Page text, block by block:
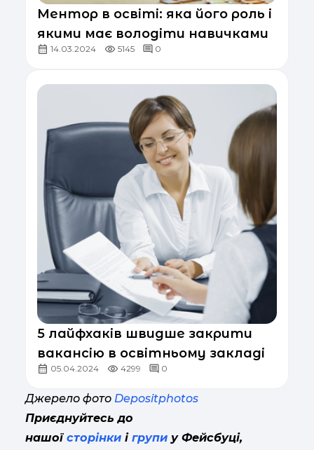
Ментор в освіті: яка його роль і
якими має володіти навичками
14.03.2024 5145 0
5 лайфхаків швидше закрити
вакансію в освітньому закладі
05.04.2024 4299 0
Джерело фото Depositphotos
Приєднуйтесь до
нашоїсторінки ігрупи у Фейсбуці,